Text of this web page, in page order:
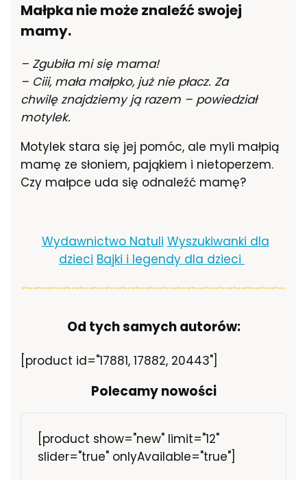
Małpka nie może znaleźć swojej
mamy.
– Zgubiła mi się mama!
– Ciii, mała małpko, już nie płacz. Za
chwilęznajdziemy ją razem – powiedział
motylek.
Motylek stara się jej pomóc, ale myli małpią
mamę ze słoniem, pająkiem i nietoperzem.
Czy małpce uda się odnaleźć mamę?
Wydawnictwo Natuli Wyszukiwanki dla
dzieci Bajki i legendy dla dzieci
Od tych samych autorów:
[product id="17881, 17882, 20443"]
Polecamy nowości
[product show="new" limit="12"
slider="true" onlyAvailable="true"]